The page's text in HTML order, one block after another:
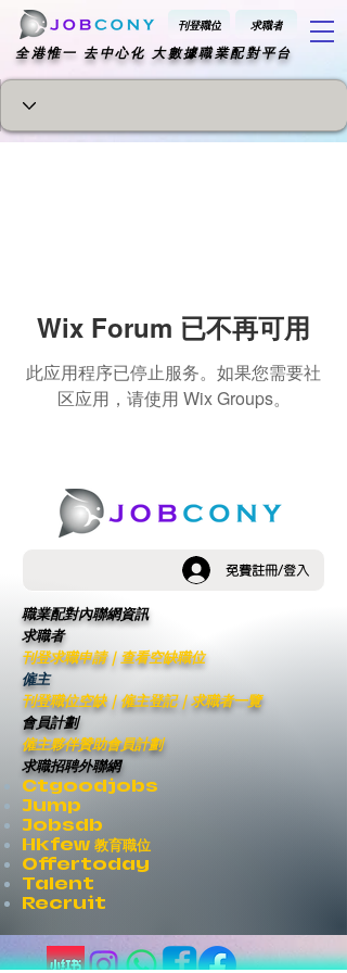
刊登職位 求職者
​全港惟一 去中心化 大數據職業配對平台
Wix Forum 已不再可用
此应用程序已停止服务。如果您需要社
区应用，请使用 Wix Groups。
免費註冊/登入
職業配對內聯網資訊
求職者
刊登求職申請｜ 查看空缺職位
僱主
刊登職位空缺｜僱主登記｜求職者一覽
會員計劃
僱主夥伴贊助會員計劃
求職招聘外聯網
Ctgoodjobs
Jump
Jobsdb
Hkfew 教育職位
Offertoday
Talent
Recruit